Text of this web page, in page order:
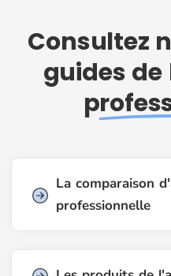
Consultez
guides
La comparaison
professionnelle